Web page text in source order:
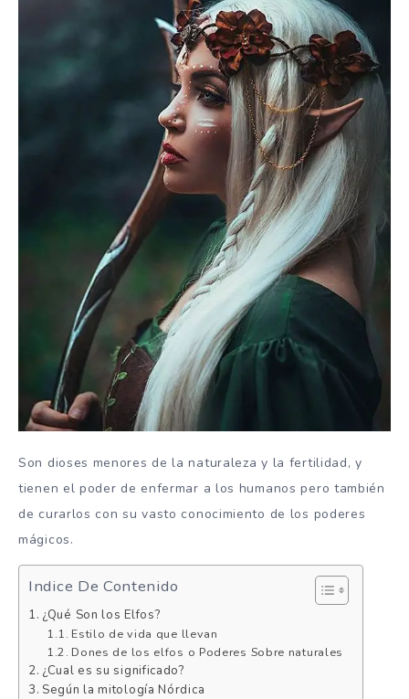
Son dioses menores de la naturaleza y la fertilidad, y
tienen el poder de enfermar a los humanos pero también
de curarlos con su vasto conocimiento de los poderes
mágicos.
Indice De Contenido
¿Qué Son los Elfos?
Estilo de vida que llevan
Dones de los elfos o Poderes Sobre naturales
¿Cual es su significado?
Según la mitología Nórdica